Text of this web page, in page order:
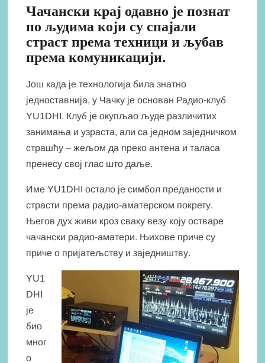
Чачански крај одавно је познат
по људима који су спајали
страст према техници и љубав
према комуникацији.
Још када је технологија била знатно
једноставнија, у Чачку је основан Радио-клуб
YU1DHI. Клуб је окупљао људе различитих
занимања и узраста, али са једном заједничком
страшћу – жељом да преко антена и таласа
пренесу свој глас што даље.
Име YU1DHI остало је симбол преданости и
страсти према радио-аматерском покрету.
Његов дух живи кроз сваку везу коју остваре
чачански радио-аматери. Њихове приче су
приче о пријатељству и заједништву.
YU1
DHI
је
био
мног
о